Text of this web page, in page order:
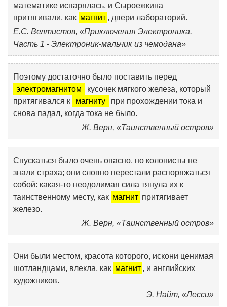
математике испарялась, и Сыроежкина
притягивали, как магнит , двери лабораторий.
Е.С. Велтистов, «Приключения Электроника.
Часть 1 - Электроник-мальчик из чемодана»
Поэтому достаточно было поставить перед
электромагнитом
кусочек мягкого железа, который
притягивался к
магниту
при прохождении тока и
снова падал, когда тока не было.
Ж. Верн, «Таинственный остров»
Спускаться было очень опасно, но колонисты не
знали страха; они словно перестали распоряжаться
собой: какая-то неодолимая сила тянула их к
таинственному месту, как магнит притягивает
железо.
Ж. Верн, «Таинственный остров»
Они были местом, красота которого, искони ценимая
шотландцами, влекла, как магнит , и английских
художников.
Э. Найт, «Лесси»